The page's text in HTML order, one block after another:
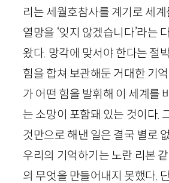
리는 세월호참사를 계기로 세
열망을 ‘잊지 않겠습니다’라는
왔다. 망각에 맞서야 한다는 절
힘을 합쳐 보관해둔 거대한 기
가 어떤 힘을 발휘해 이 세계를
는 소망이 포함돼 있는 것이다.
것만으로 해낸 일은 결국 별로
우리의 기억하기는 노란 리본
의 무엇을 만들어내지 못했다.